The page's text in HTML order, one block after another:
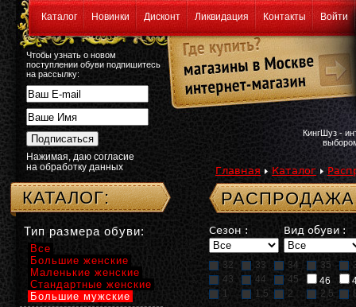
Каталог Новинки Дисконт Ликвидация Контакты Войти
Чтобы узнать о новом
поступлении обуви подпишитесь
на рассылку:
Нажимая, даю согласие
на обработку данных
КингШуз -
Главная Каталог
Сезон : Вид обуви :
32 33 34 35
43
44 45 46
1
1,5 2 2,5
КАТАЛОГ:
Тип размера обуви:
Все
Большие женские
Маленькие женские
Стандартные женские
Большие мужские